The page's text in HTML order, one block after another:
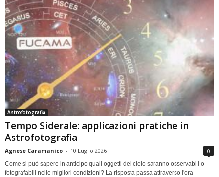
Astrofotografia
Tempo Siderale: applicazioni pratiche in
Astrofotografia
Agnese Caramanico - 10 Luglio 2026 0
Come si può sapere in anticipo quali oggetti del cielo saranno osservabili o
fotografabili nelle migliori condizioni? La risposta passa attraverso l'ora